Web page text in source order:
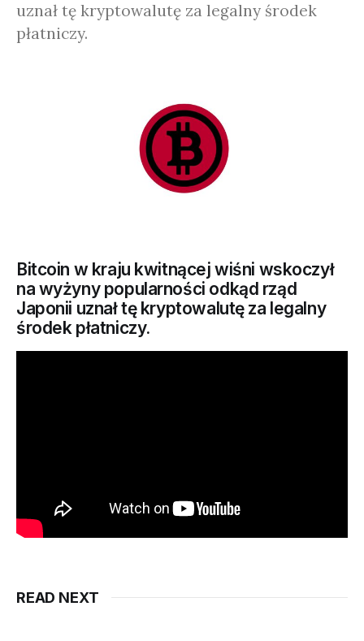
uznał tę kryptowalutę za legalny środek
płatniczy.
Bitcoin w kraju kwitnącej wiśni wskoczył
na wyżyny popularności odkąd rząd
Japonii uznał tę kryptowalutę za legalny
środek płatniczy.
READ NEXT